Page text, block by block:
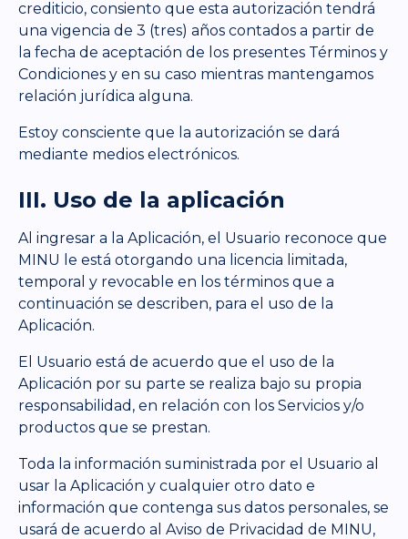
crediticio, consiento que esta autorización tendrá
una vigencia de 3 (tres) años contados a partir de
la fecha de aceptación de los presentes Términos y
Condiciones y en su caso mientras mantengamos
relación jurídica alguna.
Estoy consciente que la autorización se dará
mediante medios electrónicos.
III. Uso de la aplicación
Al ingresar a la Aplicación, el Usuario reconoce que
MINU le está otorgando una licencia limitada,
temporal y revocable en los términos que a
continuación se describen, para el uso de la
Aplicación.
El Usuario está de acuerdo que el uso de la
Aplicación por su parte se realiza bajo su propia
responsabilidad, en relación con los Servicios y/o
productos que se prestan.
Toda la información suministrada por el Usuario al
usar la Aplicación y cualquier otro dato e
información que contenga sus datos personales, se
usará de acuerdo al Aviso de Privacidad de MINU,